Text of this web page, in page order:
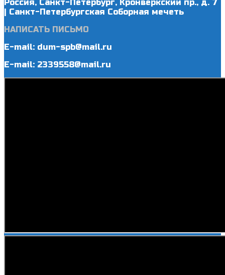
Россия, Санкт-Петербург, Кронверкский пр., д. 7
| Санкт-Петербургская Соборная мечеть
НАПИСАТЬ ПИСЬМО
E-mail: dum-spb@mail.ru
E-mail: 2339558@mail.ru